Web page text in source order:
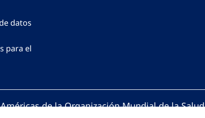
datos
para el
de la Organización Mundial de la Salud